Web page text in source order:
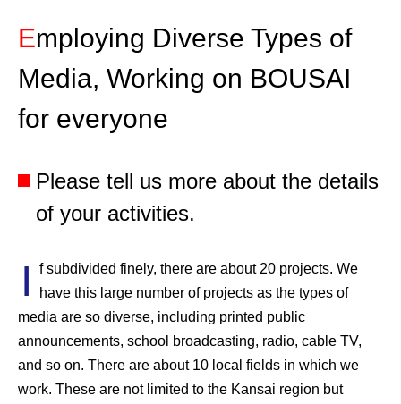
Employing Diverse Types of
Media, Working on BOUSAI
for everyone
Please tell us more about the details
of your activities.
I
f subdivided finely, there are about 20 projects. We
have this large number of projects as the types of
media are so diverse, including printed public
announcements, school broadcasting, radio, cable TV,
and so on. There are about 10 local fields in which we
work. These are not limited to the Kansai region but